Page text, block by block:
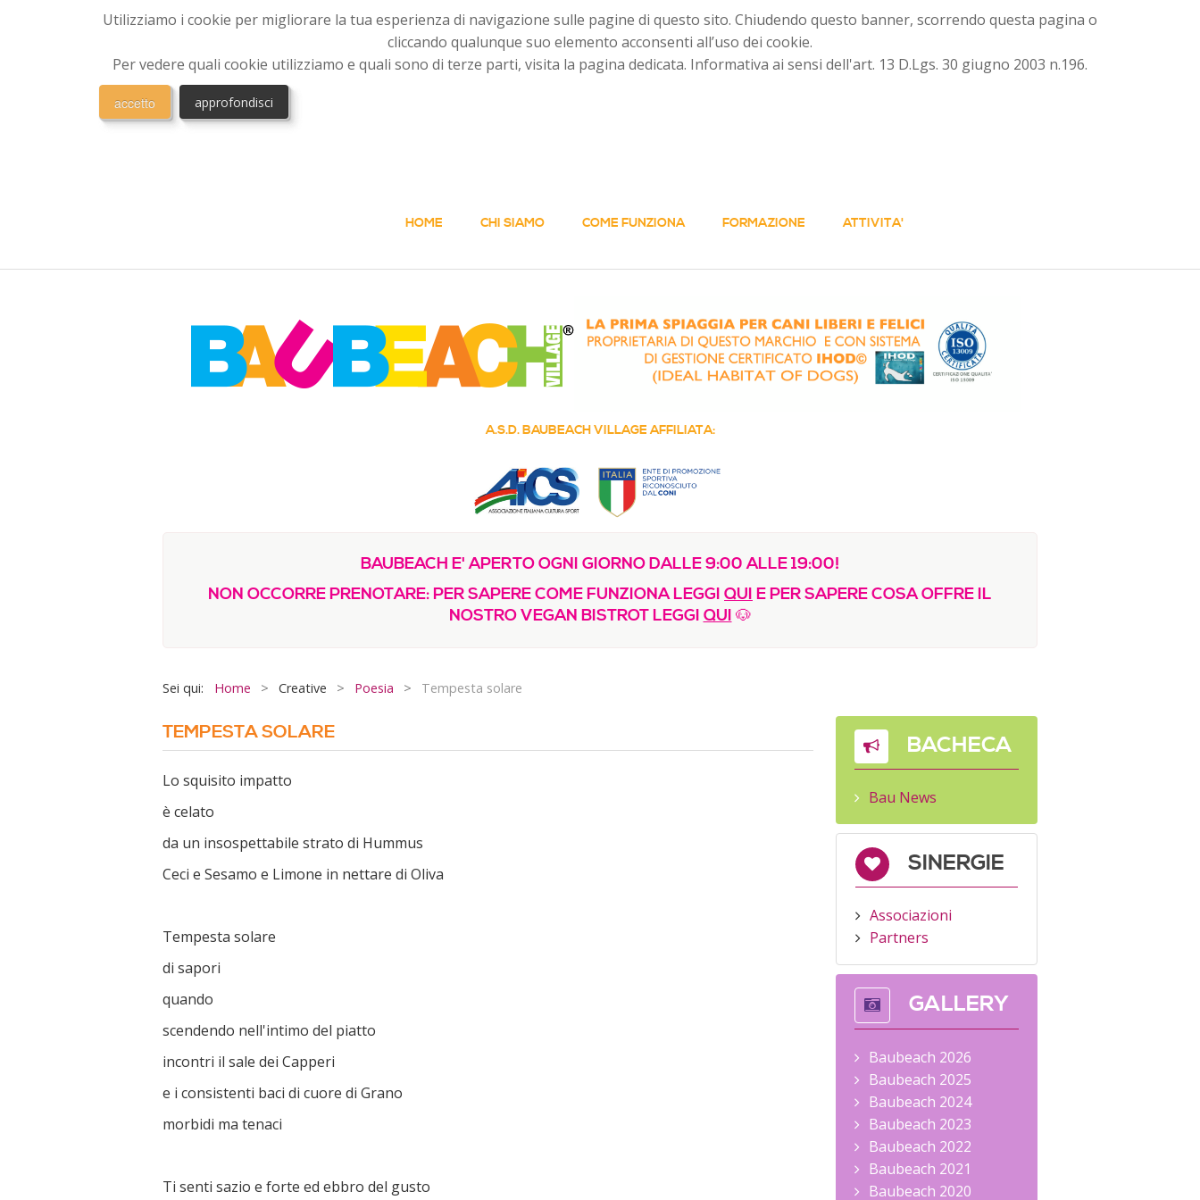
Utilizziamo i cookie per migliorare la tua esperienza di navigazione sulle pagine di questo sito. Chiudendo questo banner, scorrendo questa pagina o
cliccando qualunque suo elemento acconsenti all’uso dei cookie.
Per vedere quali cookie utilizziamo e quali sono di terze parti, visita la pagina dedicata. Informativa ai sensi dell'art. 13 D.Lgs. 30 giugno 2003 n.196.
accetto approfondisci
HOME CHI SIAMO COME FUNZIONA FORMAZIONE ATTIVITA'
A.S.D. BAUBEACH VILLAGE AFFILIATA:
BAUBEACH E' APERTO OGNI GIORNO DALLE 9:00 ALLE 19:00!
NON OCCORRE PRENOTARE: PER SAPERE COME FUNZIONA LEGGI QUI E PER SAPERE COSA OFFRE IL
NOSTRO VEGAN BISTROT LEGGI QUI 🐶
Sei qui: Home > Creative > Poesia > Tempesta solare
TEMPESTA SOLARE
Lo squisito impatto
è celato
da un insospettabile strato di Hummus
Ceci e Sesamo e Limone in nettare di Oliva
Tempesta solare
di sapori
quando
scendendo nell'intimo del piatto
incontri il sale dei Capperi
e i consistenti baci di cuore di Grano
morbidi ma tenaci
Ti senti sazio e forte ed ebbro del gusto
BACHECA
Bau News
SINERGIE
Associazioni
Partners
GALLERY
Baubeach 2026
Baubeach 2025
Baubeach 2024
Baubeach 2023
Baubeach 2022
Baubeach 2021
Baubeach 2020